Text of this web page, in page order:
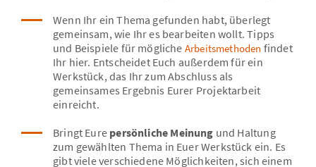
Wenn Ihr ein Thema gefunden habt, überlegt
gemeinsam, wie Ihr es bearbeiten wollt. Tipps
und Beispiele für mögliche Arbeitsmethoden findet
Ihr hier. Entscheidet Euch außerdem für ein
Werkstück, das Ihr zum Abschluss als
gemeinsames Ergebnis Eurer Projektarbeit
einreicht.
Bringt Eure persönliche Meinung und Haltung
zum gewählten Thema in Euer Werkstück ein. Es
gibt viele verschiedene Möglichkeiten, sich einem